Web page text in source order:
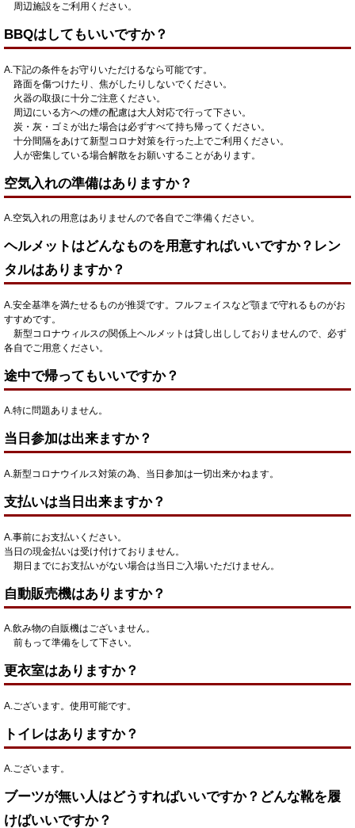
周辺施設をご利用ください。
BBQはしてもいいですか？
A.下記の条件をお守りいただけるなら可能です。
路面を傷つけたり、焦がしたりしないでください。
火器の取扱に十分ご注意ください。
周辺にいる方への煙の配慮は大人対応で行って下さい。
炭・灰・ゴミが出た場合は必ずすべて持ち帰ってください。
十分間隔をあけて新型コロナ対策を行った上でご利用ください。
人が密集している場合解散をお願いすることがあります。
空気入れの準備はありますか？
A.空気入れの用意はありませんので各自でご準備ください。
ヘルメットはどんなものを用意すればいいですか？レン
タルはありますか？
A.安全基準を満たせるものが推奨です。フルフェイスなど顎まで守れるものがお
すすめです。
新型コロナウィルスの関係上ヘルメットは貸し出ししておりませんので、必ず
各自でご用意ください。
途中で帰ってもいいですか？
A.特に問題ありません。
当日参加は出来ますか？
A.新型コロナウイルス対策の為、当日参加は一切出来かねます。
支払いは当日出来ますか？
A.事前にお支払いください。
当日の現金払いは受け付けておりません。
期日までにお支払いがない場合は当日ご入場いただけません。
自動販売機はありますか？
A.飲み物の自販機はございません。
前もって準備をして下さい。
更衣室はありますか？
A.ございます。使用可能です。
トイレはありますか？
A.ございます。
ブーツが無い人はどうすればいいですか？どんな靴を履
けばいいですか？